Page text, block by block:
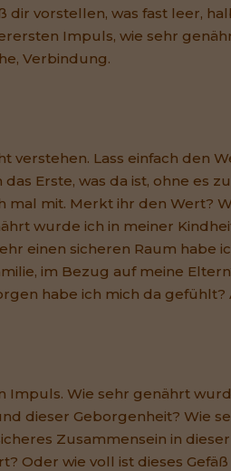
dir vorstellen, was fast leer,
Impuls, wie sehr
Verbindung.
verstehen. Lass einfach den
Erste, was da ist, ohne es
mal mit. Merkt ihr den Wert?
wurde ich in meiner
einen sicheren Raum habe
im Bezug auf meine
habe ich mich da gefühlt?
Impuls. Wie sehr genährt
dieser Geborgenheit? Wie
Zusammensein in
Oder wie voll ist dieses